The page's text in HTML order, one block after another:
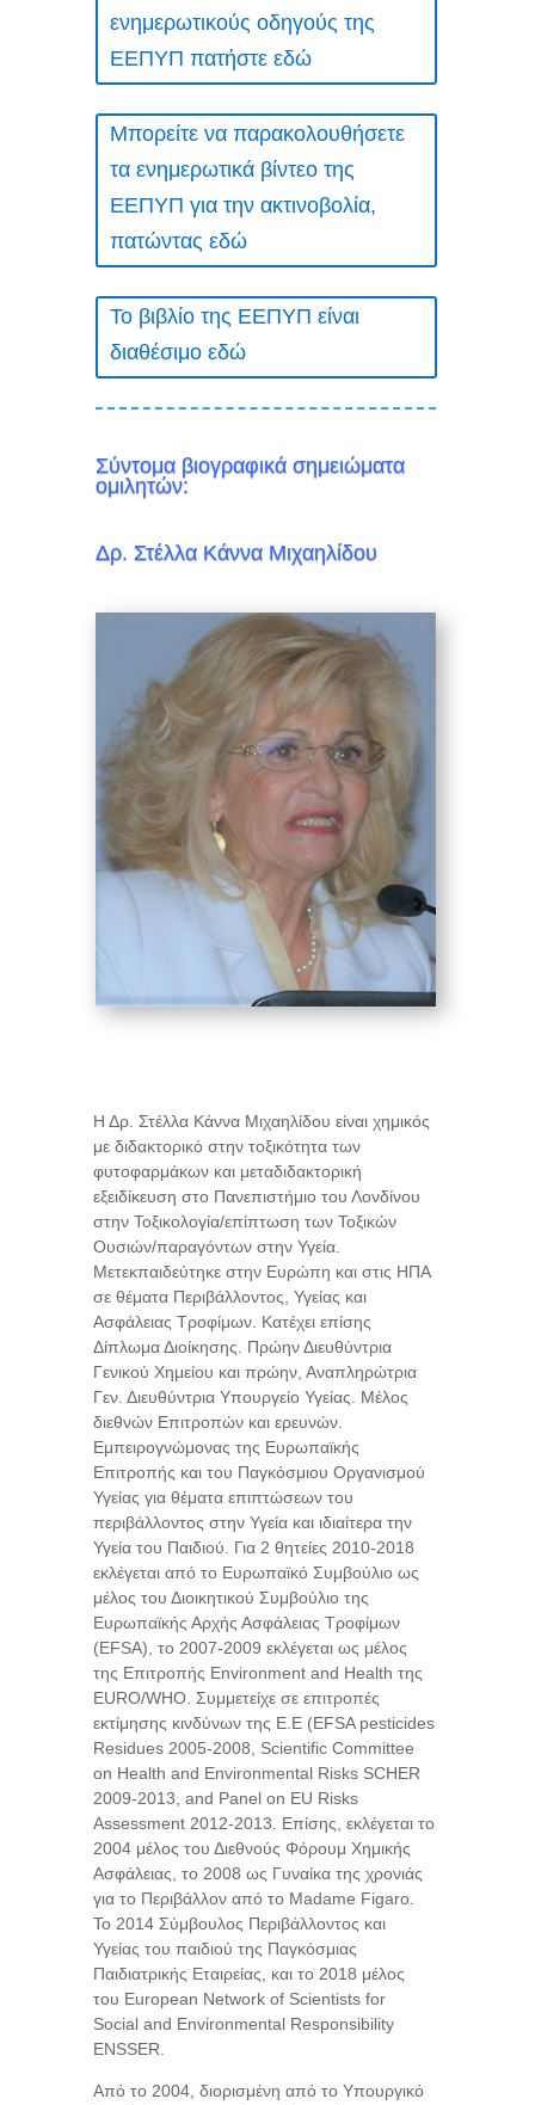
ενημερωτικούς οδηγούς της
ΕΕΠΥΠ πατήστε εδώ
Μπορείτε να παρακολουθήσετε
τα ενημερωτικά βίντεο της
ΕΕΠΥΠ για την ακτινοβολία,
πατώντας εδώ
Το βιβλίο της ΕΕΠΥΠ είναι
διαθέσιμο εδώ
Σύντομα βιογραφικά σημειώματα
ομιλητών:
Δρ. Στέλλα Κάννα Μιχαηλίδου
Η Δρ. Στέλλα Κάννα Μιχαηλίδου είναι χημικός
με διδακτορικό στην τοξικότητα των
φυτοφαρμάκων και μεταδιδακτορική
εξειδίκευση στο Πανεπιστήμιο του Λονδίνου
στην Τοξικολογία/επίπτωση των Τοξικών
Ουσιών/παραγόντων στην Υγεία.
Μετεκπαιδεύτηκε στην Ευρώπη και στις ΗΠΑ
σε θέματα Περιβάλλοντος, Υγείας και
Ασφάλειας Τροφίμων. Κατέχει επίσης
Δίπλωμα Διοίκησης. Πρώην Διευθύντρια
Γενικού Χημείου και πρώην, Αναπληρώτρια
Γεν. Διευθύντρια Υπουργείο Υγείας. Μέλος
διεθνών Επιτροπών και ερευνών.
Εμπειρογνώμονας της Ευρωπαϊκής
Επιτροπής και του Παγκόσμιου Οργανισμού
Υγείας για θέματα επιπτώσεων του
περιβάλλοντος στην Υγεία και ιδιαίτερα την
Υγεία του Παιδιού. Για 2 θητείες 2010-2018
εκλέγεται από το Ευρωπαϊκό Συμβούλιο ως
μέλος του Διοικητικού Συμβούλιο της
Ευρωπαϊκής Αρχής Ασφάλειας Τροφίμων
(EFSA), το 2007-2009 εκλέγεται ως μέλος
της Επιτροπής Environment and Health της
EURO/WHO. Συμμετείχε σε επιτροπές
εκτίμησης κινδύνων της Ε.Ε (EFSA pesticides
Residues 2005-2008, Scientific Committee
on Health and Environmental Risks SCHER
2009-2013, and Panel on EU Risks
Assessment 2012-2013. Επίσης, εκλέγεται το
2004 μέλος του Διεθνούς Φόρουμ Χημικής
Ασφάλειας, το 2008 ως Γυναίκα της χρονιάς
για το Περιβάλλον από το Madame Figaro.
Το 2014 Σύμβουλος Περιβάλλοντος και
Υγείας του παιδιού της Παγκόσμιας
Παιδιατρικής Εταιρείας, και το 2018 μέλος
του European Network of Scientists for
Social and Environmental Responsibility
ENSSER.
Από το 2004, διορισμένη από το Υπουργικό